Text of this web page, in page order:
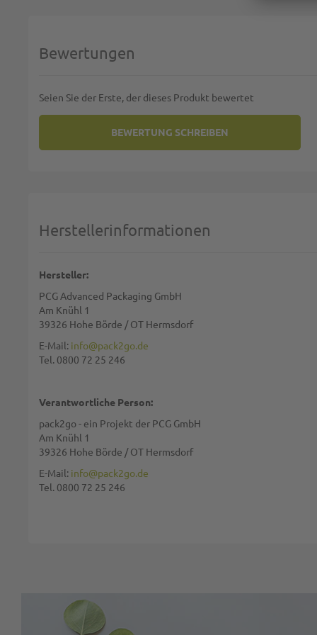
Bewertungen
Seien Sie der Erste, der dieses Produkt bewertet
BEWERTUNG SCHREIBEN
Zusammenfassung:
Herstellerinformationen
Hersteller:
PCG Advanced Packaging GmbH
Am Knühl 1
39326 Hohe Börde / OT Hermsdorf
E-Mail: info@pack2go.de
Tel. 0800 72 25 246
Verantwortliche Person:
pack2go - ein Projekt der PCG GmbH
Am Knühl 1
39326 Hohe Börde / OT Hermsdorf
E-Mail: info@pack2go.de
Tel. 0800 72 25 246